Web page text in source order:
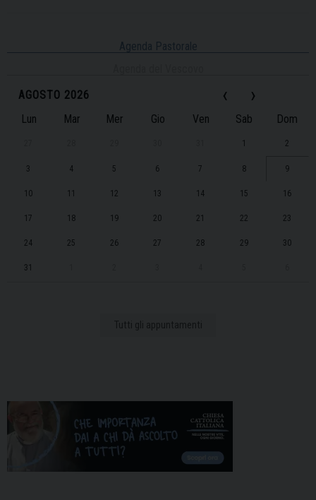
Agenda Pastorale
‹
AGOSTO 2026 ›
Lun Mar Mer Gio Ven Sab Dom
1 2
3 4 5 6 7 8 9
10 11 12 13 14 15 16
17 18 19 20 21 22 23
24 25 26 27 28 29 30
31
Tutti gli appuntamenti